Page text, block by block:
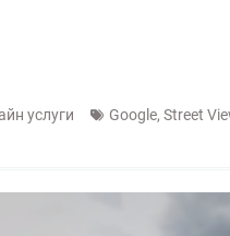
услуги Google, Street